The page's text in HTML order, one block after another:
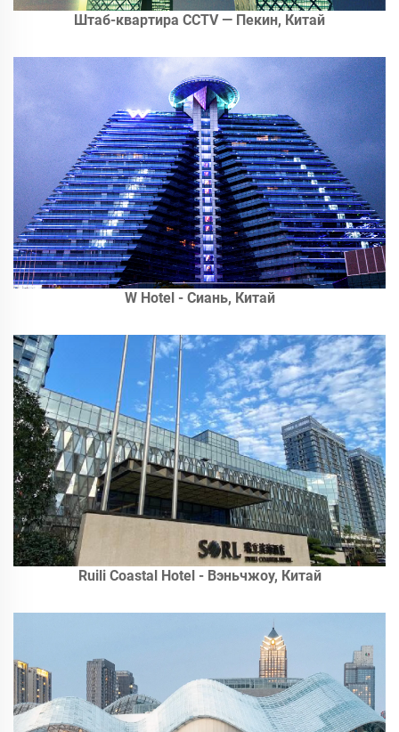
Штаб-квартира CCTV — Пекин, Китай
W Hotel - Сиань, Китай
Ruili Coastal Hotel - Вэньчжоу, Китай